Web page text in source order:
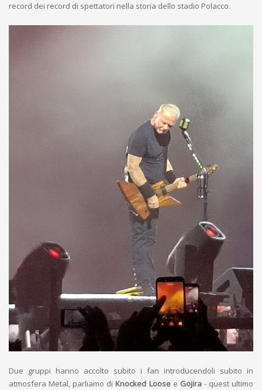
record dei record di spettatori nella storia dello stadio Polacco.
Due gruppi hanno accolto subito i fan introducendoli subito in
atmosfera Metal, parliamo di Knocked Loosee Gojira- quest ultimo